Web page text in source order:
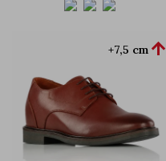
+7,5 cm 